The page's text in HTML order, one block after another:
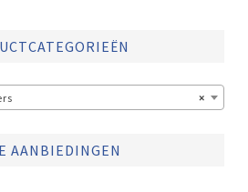
×
AANBIEDINGEN